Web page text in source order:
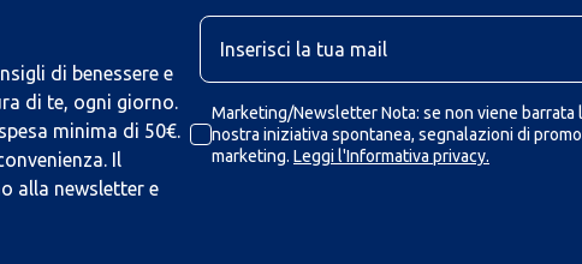
di benessere e
di te, ogni giorno.
minima di 50€.
Il
alla newsletter e
Marketing/Newsletter Nota: se non viene
nostra iniziativa spontanea, segnalazioni di
marketing. Leggi l'Informativa privacy.